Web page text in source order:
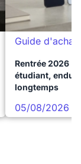
Guide d'achat
Rentrée 2026 :
étudiant,
longtemps
05/08/2026